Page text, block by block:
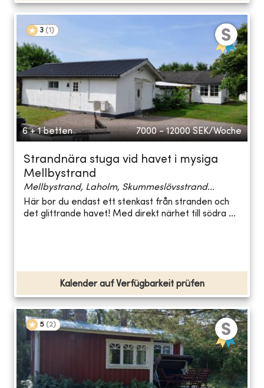
3 (1 )
6 + 1 betten 7000 - 12000 SEK/Woche
Strandnära stuga vid havet i mysiga
Mellbystrand
Mellbystrand, Laholm, Skummeslövsstrand...
Här bor du endast ett stenkast från stranden och
det glittrande havet! Med direkt närhet till södra ...
Kalender auf Verfügbarkeit prüfen
5 (2)